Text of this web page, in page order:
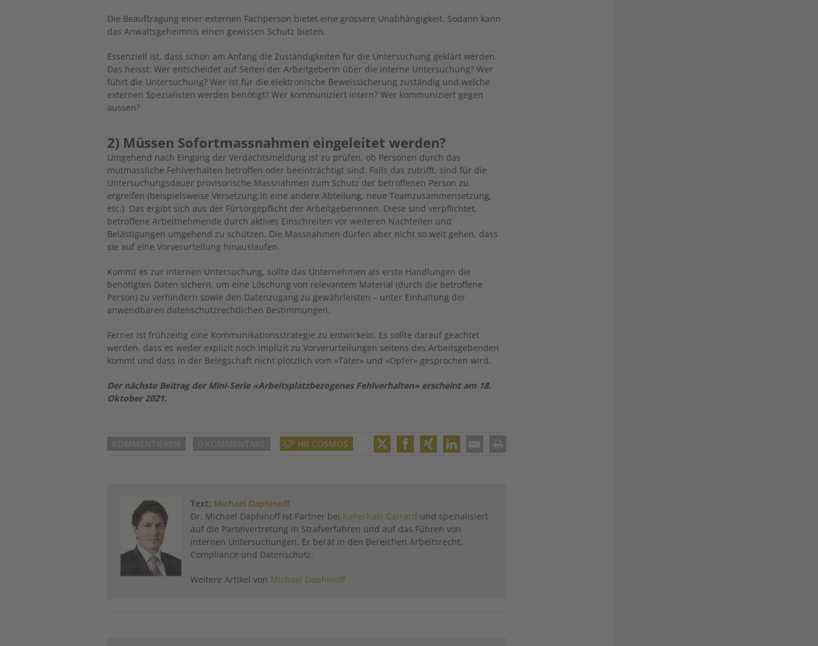
Die Beauftragung einer externen Fachperson bietet eine grössere Unabhängigkeit. Sodann kann
das Anwaltsgeheimnis einen gewissen Schutz bieten.
Essenziell ist, dass schon am Anfang die Zuständigkeiten für die Untersuchung geklärt werden.
Das heisst: Wer entscheidet auf Seiten der Arbeitgeberin über die interne Untersuchung? Wer
führt die Untersuchung? Wer ist für die elektronische Beweissicherung zuständig und welche
externen Spezialisten werden benötigt? Wer kommuniziert intern? Wer kommuniziert gegen
aussen?
2) Müssen Sofortmassnahmen eingeleitet werden?
Umgehend nach Eingang der Verdachtsmeldung ist zu prüfen, ob Personen durch das
mutmassliche Fehlverhalten betroffen oder beeinträchtigt sind. Falls das zutrifft, sind für die
Untersuchungsdauer provisorische Massnahmen zum Schutz der betroffenen Person zu
ergreifen (beispielsweise Versetzung in eine andere Abteilung, neue Teamzusammensetzung,
etc.). Das ergibt sich aus der Fürsorgepflicht der Arbeitgeberinnen. Diese sind verpflichtet,
betroffene Arbeitnehmende durch aktives Einschreiten vor weiteren Nachteilen und
Belästigungen umgehend zu schützen. Die Massnahmen dürfen aber nicht so weit gehen, dass
sie auf eine Vorverurteilung hinauslaufen.
Kommt es zur internen Untersuchung, sollte das Unternehmen als erste Handlungen die
benötigten Daten sichern, um eine Löschung von relevantem Material (durch die betroffene
Person) zu verhindern sowie den Datenzugang zu gewährleisten – unter Einhaltung der
anwendbaren datenschutzrechtlichen Bestimmungen.
Ferner ist frühzeitig eine Kommunikationsstrategie zu entwickeln. Es sollte darauf geachtet
werden, dass es weder explizit noch implizit zu Vorverurteilungen seitens des Arbeitsgebenden
kommt und dass in der Belegschaft nicht plötzlich vom «Täter» und «Opfer» gesprochen wird.
Der nächste Beitrag der Mini-Serie «Arbeitsplatzbezogenes Fehlverhalten» erscheint am 18.
Oktober 2021.
KOMMENTIEREN 0 KOMMENTARE HR COSMOS
Text: Michael Daphinoff
Dr. Michael Daphinoff ist Partner bei Kellerhals Carrard und spezialisiert
auf die Parteivertretung in Strafverfahren und auf das Führen von
internen Untersuchungen. Er berät in den Bereichen Arbeitsrecht,
Compliance und Datenschutz.
Weitere Artikel von Michael Daphinoff